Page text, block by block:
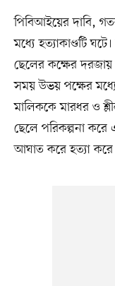
পিবিআইয়ের দাবি,
মধ্যে হত্যাকাণ্ডটি
ছেলের কক্ষের
সময় উভয় পক্ষের মধ্যে
মালিককে মারধর ও
ছেলে পরিকল্পনা করে
আঘাত করে হত্যা করে